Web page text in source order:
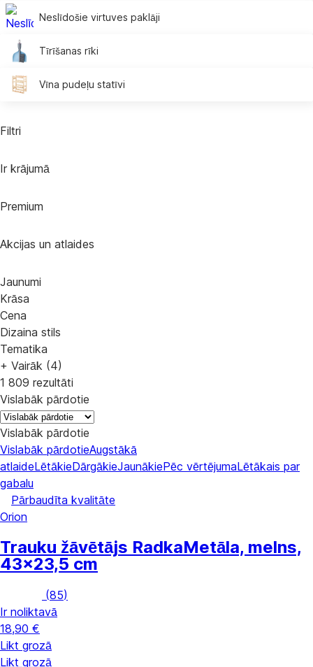
Neslīdošie virtuves paklāji
Tīrīšanas rīki
Vīna pudeļu statīvi
Filtri
Ir krājumā
Premium
Akcijas un atlaides
Jaunumi
Krāsa
Cena
Dizaina stils
Tematika
+ Vairāk (4)
1 809 rezultāti
Vislabāk pārdotie
Vislabāk pārdotie
Vislabāk pārdotieAugstākā
atlaideLētākieDārgākieJaunākiePēc vērtējumaLētākais par
gabalu
Pārbaudīta kvalitāte
Orion
Trauku žāvētājs RadkaMetāla, melns,
43x23,5 cm
(85)
Ir noliktavā
18,90 €
Likt grozā
Likt grozā